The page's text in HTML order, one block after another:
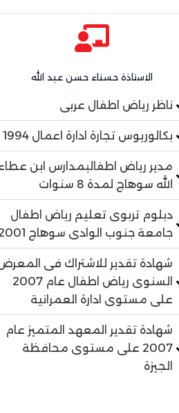
الاستاذة حسناء حسن عبد الله
ناظر رياض اطفال عربى
بكالوريوس تجارة ادارة اعمال 1994
مدير رياض اطفالبمدارس ابن
الله سوهاج لمدة 8 سنوات
دبلوم تربوى تعليم رياض اطفال
جامعة جنوب الوادى سوهاج 2001
شهادة تقدير للاشتراك فى
السنوى رياض اطفال عام 2007
على مستوى ادارة العمرانية
شهادة تقدير المعهد المتميز عام
2007 على مستوى محافظة
الجيزة